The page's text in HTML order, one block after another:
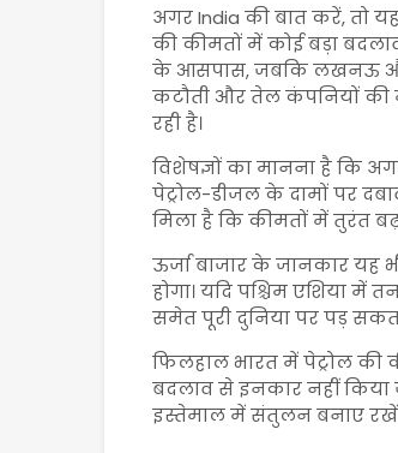
अगरIndia की बात करें, तो
की कीमतों में कोई बड़ा बदलाव
के आसपास, जबकि लखनऊ और
कटौती और तेल कंपनियों की
रही है।
विशेषज्ञों का मानना है कि
पेट्रोल-डीजल के दामों पर
मिला है कि कीमतों में तुरंत
ऊर्जा बाजार के जानकार यह
होगा। यदि पश्चिम एशिया में
समेत पूरी दुनिया पर पड़
फिलहाल भारत में पेट्रोल की
बदलाव से इनकार नहीं
इस्तेमाल में संतुलन बनाए रखें